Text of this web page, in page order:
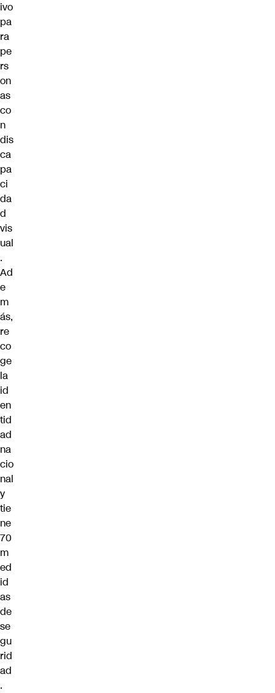
ivo
pa
ra
pe
rs
on
as
co
n
dis
ca
pa
ci
da
d
vis
ual
.
Ad
e
m
ás,
re
co
ge
la
id
en
tid
ad
na
cio
nal
y
tie
ne
70
m
ed
id
as
de
se
gu
rid
ad
.